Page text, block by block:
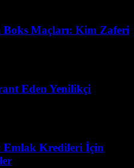
Maçları: Kim Zaferi
Eden Yenilikçi
Emlak Kredileri İçin